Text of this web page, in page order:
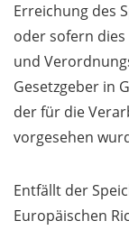
Erreichung des
oder sofern
und
Gesetzgeber in
der für die
vorgesehen
Entfällt der
Europäischen